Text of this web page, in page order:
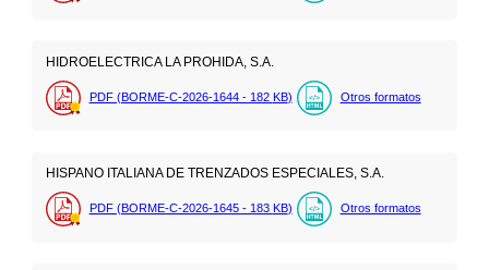
HIDROELECTRICA LA PROHIDA, S.A.
PDF (BORME-C-2026-1644 - 182 KB) Otros formatos
HISPANO ITALIANA DE TRENZADOS ESPECIALES, S.A.
PDF (BORME-C-2026-1645 - 183 KB) Otros formatos